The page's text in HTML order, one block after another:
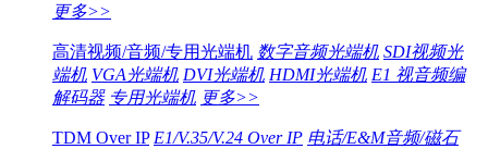
更多>>
高清视频/音频/专用光端机 数字音频光端机 SDI视频光
端机 VGA光端机 DVI光端机 HDMI光端机 E1 视音频编
解码器 专用光端机 更多>>
TDM Over IP E1/V.35/V.24 Over IP 电话/E&M音频/磁石